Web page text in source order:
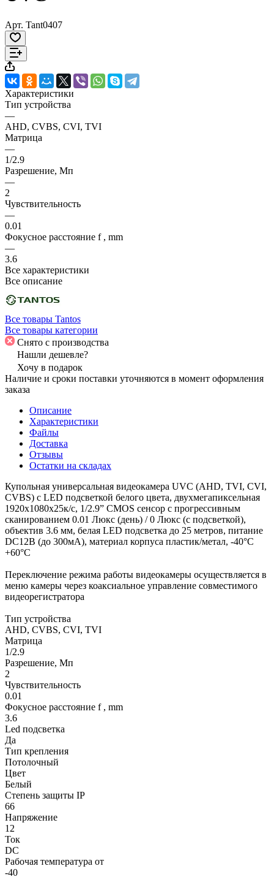
Арт. Tant0407
Характеристики
Тип устройства
—
AHD, CVBS, CVI, TVI
Матрица
—
1/2.9
Разрешение, Мп
—
2
Чувствительность
—
0.01
Фокусное расстояние f , mm
—
3.6
Все характеристики
Все описание
Все товары Tantos
Все товары категории
Снято с производства
Нашли дешевле?
Хочу в подарок
Наличие и сроки поставки уточняются в момент оформления
заказа
Описание
Характеристики
Файлы
Доставка
Отзывы
Остатки на складах
Купольная универсальная видеокамера UVC (AHD, TVI, CVI,
CVBS) с LED подсветкой белого цвета, двухмегапиксельная
1920х1080х25к/с, 1/2.9” CMOS сенсор c прогрессивным
сканированием 0.01 Люкс (день) / 0 Люкс (с подсветкой),
объектив 3.6 мм, белая LED подсветка до 25 метров, питание
DC12В (до 300мА), материал корпуса пластик/метал, -40°С
+60°С
Переключение режима работы видеокамеры осуществляется в
меню камеры через коаксиальное управление совместимого
видеорегистратора
Тип устройства
AHD, CVBS, CVI, TVI
Матрица
1/2.9
Разрешение, Мп
2
Чувствительность
0.01
Фокусное расстояние f , mm
3.6
Led подсветка
Да
Тип крепления
Потолочный
Цвет
Белый
Степень защиты IP
66
Напряжение
12
Ток
DC
Рабочая температура от
-40